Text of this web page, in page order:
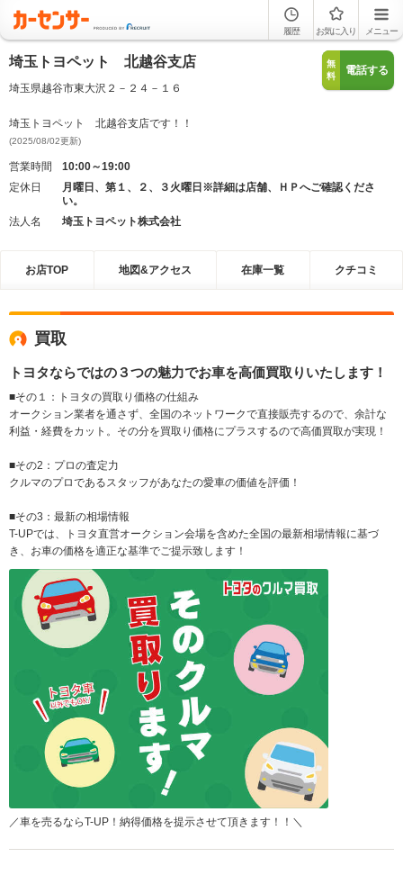
履歴 お気に入り メニュー
埼玉トヨペット 北越谷支店
埼玉県越谷市東大沢２－２４－１６
無
料
電話する
埼玉トヨペット 北越谷支店です！！
(2025/08/02更新)
営業時間
10:00～19:00
定休日
月曜日、第１、２、３火曜日※詳細は店舗、ＨＰへご確認くださ
い。
法人名
埼玉トヨペット株式会社
お店TOP 地図&アクセス 在庫一覧 クチコミ
買取
トヨタならではの３つの魅力でお車を高価買取りいたします！
■その１：トヨタの買取り価格の仕組み
オークション業者を通さず、全国のネットワークで直接販売するので、余計な
利益・経費をカット。その分を買取り価格にプラスするので高価買取が実現！
■その2：プロの査定力
クルマのプロであるスタッフがあなたの愛車の価値を評価！
■その3：最新の相場情報
T-UPでは、トヨタ直営オークション会場を含めた全国の最新相場情報に基づ
き、お車の価格を適正な基準でご提示致します！
／車を売るならT-UP！納得価格を提示させて頂きます！！＼